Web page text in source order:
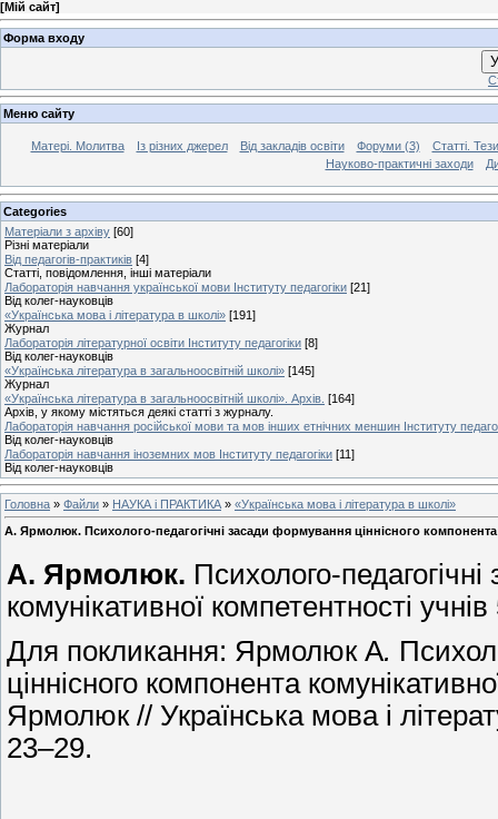
[Мій сайт]
Форма входу
Меню сайту
Матері. Молитва Із різних джерел Від закладів освіти Форуми (3)
Статті.
Науково-практичні заходи
Categories
Матеріали з архіву [60]
Різні матеріали
Від педагогів-практиків [4]
Статті, повідомлення, інші матеріали
Лабораторія навчання української мови Інституту педагогіки [21]
Від колег-науковців
«Українська мова і література в школі» [191]
Журнал
Лабораторія літературної освіти Інституту педагогіки [8]
Від колег-науковців
«Українська література в загальноосвітній школі» [145]
Журнал
«Українська література в загальноосвітній школі». Архів. [164]
Архів, у якому містяться деякі статті з журналу.
Лабораторія навчання російської мови та мов інших етнічних меншин Інституту
Від колег-науковців
Лабораторія навчання іноземних мов Інституту педагогіки [11]
Від колег-науковців
Головна » Файли » НАУКА і ПРАКТИКА » «Українська мова і література в школі»
А. Ярмолюк. Психолого-педагогічні засади формування ціннісного компонента
А. Ярмолюк. Психолого-
комунікативної компетентності
Для покликання: Ярмолюк А.
ціннісного компонента
Ярмолюк // Українська мова і
23–29.